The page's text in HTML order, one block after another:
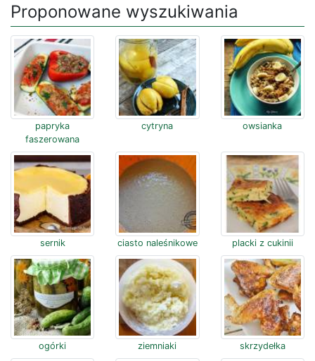
Proponowane wyszukiwania
papryka
faszerowana
cytryna owsianka
sernik ciasto naleśnikowe placki z cukinii
ogórki ziemniaki skrzydełka